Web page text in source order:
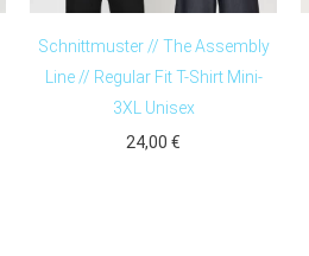
Schnittmuster // The Assembly
Line // Regular Fit T-Shirt Mini-
3XL Unisex
24,00 €